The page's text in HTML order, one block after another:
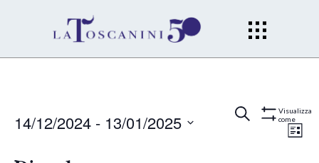
Eventi
Cerca
Mostra
Visualizza
comeLista
14/12/2024 - 13/01/2025
la